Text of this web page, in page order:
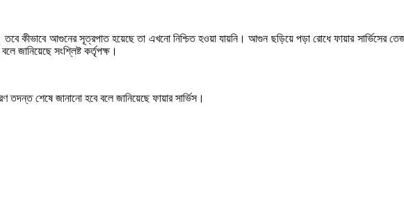
কীভাবে আগুনের সূত্রপাত হয়েছে তা এখনো নিশ্চিত হওয়া যায়নি। আগুন ছড়িয়ে পড়া রোধে ফায়ার সার্ভিসের
জানিয়েছে সংশ্লিষ্ট কর্তৃপক্ষ।
শেষে জানানো হবে বলে জানিয়েছে ফায়ার সার্ভিস।